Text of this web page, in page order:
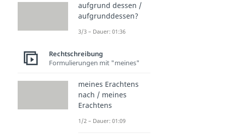
aufgrund dessen /
aufgrunddessen?
3/3 – Dauer: 01:36
Rechtschreibung
Formulierungen mit "meines"
meines Erachtens
nach / meines
Erachtens
1/2 – Dauer: 01:09